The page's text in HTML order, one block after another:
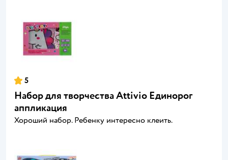
5
Набор для творчества Attivio Единорог
аппликация
Хороший набор. Ребенку интересно клеить.